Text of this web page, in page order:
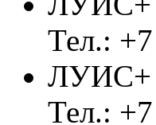
Тел.:
ЛУИС+
Тел.: